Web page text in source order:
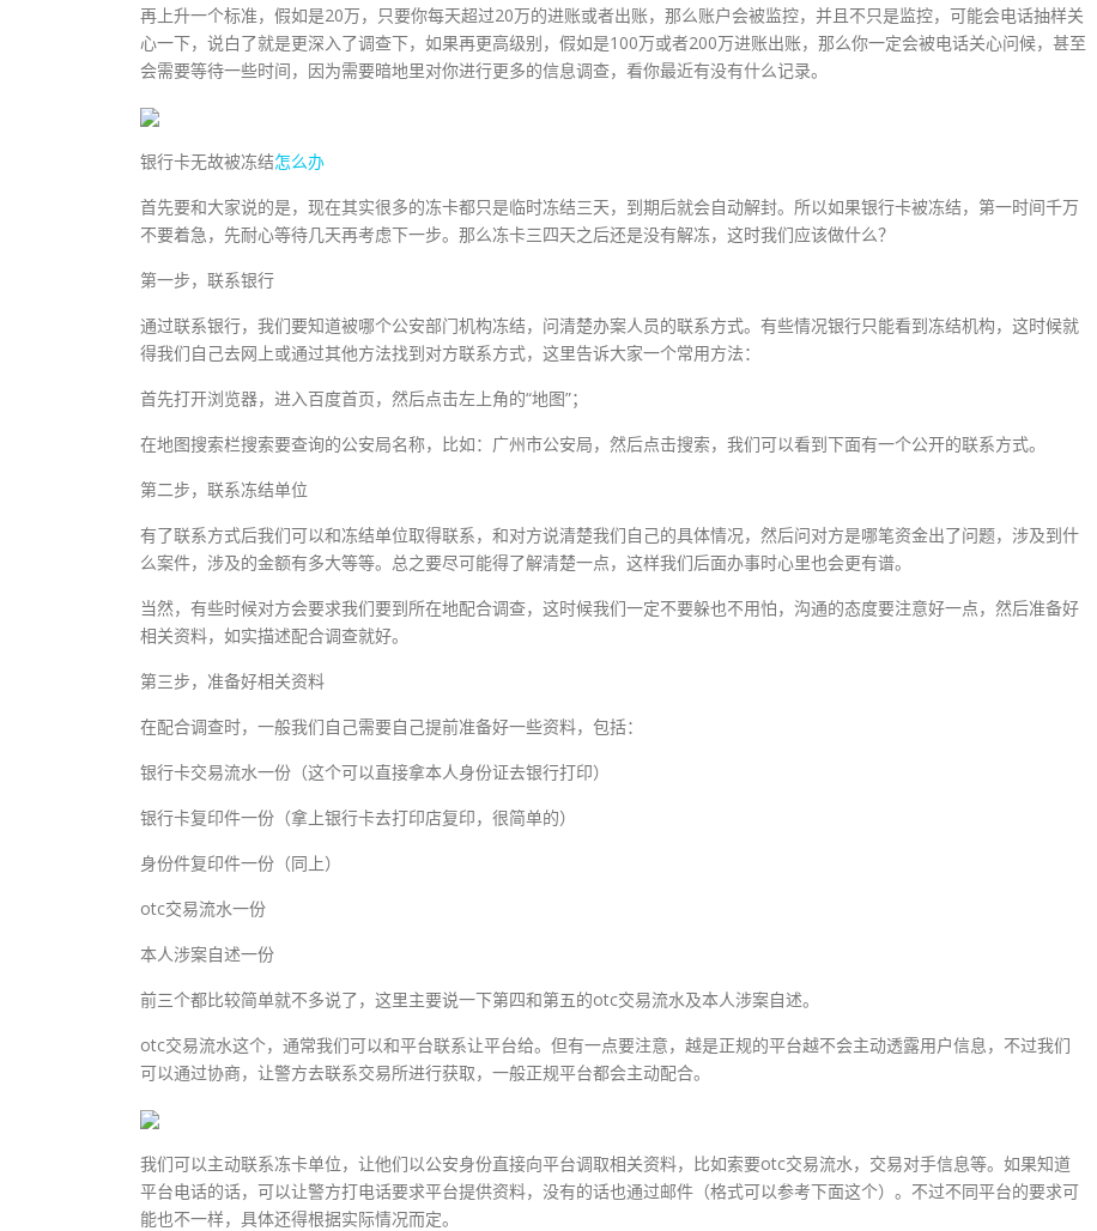
再上升一个标准，假如是20万，只要你每天超过20万的进账或者出账，那么账户会被监控，并且不只是监控，可能会电话抽样关
心一下，说白了就是更深入了调查下，如果再更高级别，假如是100万或者200万进账出账，那么你一定会被电话关心问候，甚至
会需要等待一些时间，因为需要暗地里对你进行更多的信息调查，看你最近有没有什么记录。
银行卡无故被冻结怎么办
首先要和大家说的是，现在其实很多的冻卡都只是临时冻结三天，到期后就会自动解封。所以如果银行卡被冻结，第一时间千万
不要着急，先耐心等待几天再考虑下一步。那么冻卡三四天之后还是没有解冻，这时我们应该做什么？
第一步，联系银行
通过联系银行，我们要知道被哪个公安部门机构冻结，问清楚办案人员的联系方式。有些情况银行只能看到冻结机构，这时候就
得我们自己去网上或通过其他方法找到对方联系方式，这里告诉大家一个常用方法：
首先打开浏览器，进入百度首页，然后点击左上角的“地图”；
在地图搜索栏搜索要查询的公安局名称，比如：广州市公安局，然后点击搜索，我们可以看到下面有一个公开的联系方式。
第二步，联系冻结单位
有了联系方式后我们可以和冻结单位取得联系，和对方说清楚我们自己的具体情况，然后问对方是哪笔资金出了问题，涉及到什
么案件，涉及的金额有多大等等。总之要尽可能得了解清楚一点，这样我们后面办事时心里也会更有谱。
当然，有些时候对方会要求我们要到所在地配合调查，这时候我们一定不要躲也不用怕，沟通的态度要注意好一点，然后准备好
相关资料，如实描述配合调查就好。
第三步，准备好相关资料
在配合调查时，一般我们自己需要自己提前准备好一些资料，包括：
银行卡交易流水一份（这个可以直接拿本人身份证去银行打印）
银行卡复印件一份（拿上银行卡去打印店复印，很简单的）
身份件复印件一份（同上）
otc交易流水一份
本人涉案自述一份
前三个都比较简单就不多说了，这里主要说一下第四和第五的otc交易流水及本人涉案自述。
otc交易流水这个，通常我们可以和平台联系让平台给。但有一点要注意，越是正规的平台越不会主动透露用户信息，不过我们
可以通过协商，让警方去联系交易所进行获取，一般正规平台都会主动配合。
我们可以主动联系冻卡单位，让他们以公安身份直接向平台调取相关资料，比如索要otc交易流水，交易对手信息等。如果知道
平台电话的话，可以让警方打电话要求平台提供资料，没有的话也通过邮件（格式可以参考下面这个）。不过不同平台的要求可
能也不一样，具体还得根据实际情况而定。